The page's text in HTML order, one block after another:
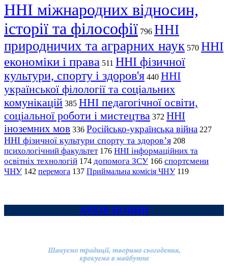
ННІ міжнародних відносин,
історії та філософії 796 ННІ
природничих та аграрних наук 570 ННІ
економіки і права 511 ННІ фізичної
культури, спорту і здоров'я 440 ННІ
української філології та соціальних
комунікацій 385 ННІ педагогічної освіти,
соціальної роботи і мистецтва 372 ННІ
іноземних мов 336 Російсько-українська війна 227
ННІ фізичної культури спорту та здоров’я 208
психологічний факультет 176 ННІ інформаційних та
освітніх технологій 174 допомога ЗСУ 166 спортсмени
ЧНУ 142 перемога 137 Приймальна комісія ЧНУ 119
АРХІВ НОВИН